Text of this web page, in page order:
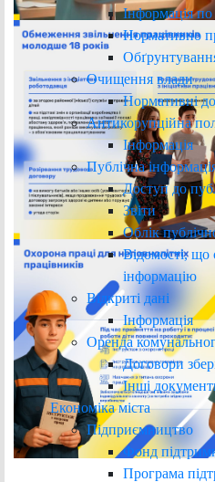
Інформація по
Нормативно
Очищення влади
Нормативні
Антикорупційна
Інформація
Публічна
Доступ до
Звіти
Облік
Відомості, що
інформацію
Відкриті дані
Інформація
Оренда
Договори
Інші
Економіка міста
Підприємництво
Фонд
Програма